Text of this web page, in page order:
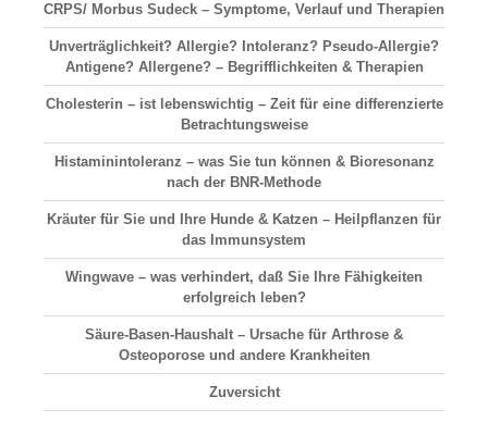
CRPS/ Morbus Sudeck – Symptome, Verlauf und Therapien
Unverträglichkeit? Allergie? Intoleranz? Pseudo-Allergie?
Antigene? Allergene? – Begrifflichkeiten & Therapien
Cholesterin – ist lebenswichtig – Zeit für eine differenzierte
Betrachtungsweise
Histaminintoleranz – was Sie tun können & Bioresonanz
nach der BNR-Methode
Kräuter für Sie und Ihre Hunde & Katzen – Heilpflanzen für
das Immunsystem
Wingwave – was verhindert, daß Sie Ihre Fähigkeiten
erfolgreich leben?
Säure-Basen-Haushalt – Ursache für Arthrose &
Osteoporose und andere Krankheiten
Zuversicht